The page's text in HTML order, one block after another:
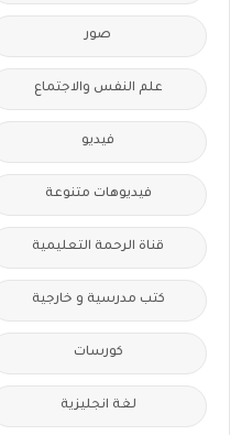
صور
علم النفس والاجتماع
فيديو
فيديوهات متنوعة
قناة الرحمة التعليمية
كتب مدرسية و خارجية
كورسات
لغة انجليزية